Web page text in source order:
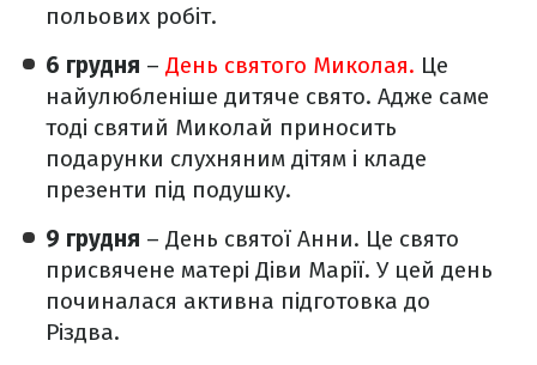
польових робіт.
6 грудня – День святого Миколая. Це
найулюбленіше дитяче свято. Адже саме
тоді святий Миколай приносить
подарунки слухняним дітям і кладе
презенти під подушку.
9 грудня – День святої Анни. Це свято
присвячене матері Діви Марії. У цей день
починалася активна підготовка до
Різдва.